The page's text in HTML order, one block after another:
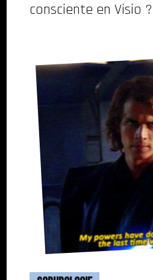
consciente en Visio ?